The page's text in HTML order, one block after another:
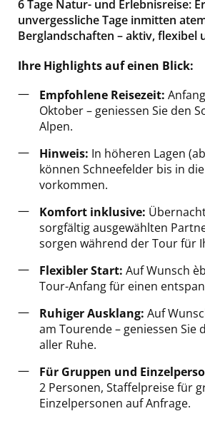
6 Tage Natur- und Erlebnisreise:
unvergessliche Tage inmitten
Berglandschaften – aktiv, flexibel
Ihre Highlights auf einen Blick:
Empfohlene Reisezeit:
Oktober – geniessen Sie den
Alpen.
Hinweis: In höheren Lagen
können Schneefelder bis in
vorkommen.
Komfort inklusive:
sorgfältig ausgewählten
sorgen während der Tour für
Flexibler Start: Auf Wunsch
Tour-Anfang für einen
Ruhiger Ausklang: Auf
am Tourende – geniessen Sie
aller Ruhe.
Für Gruppen und
2 Personen, Staffelpreise für
Einzelpersonen auf Anfrage.